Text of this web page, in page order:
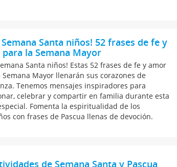
Semana Santa niños! 52 frases de fe y
la Semana Mayor
Santa niños! Estas 52 frases de fe y amor
Semana Mayor llenarán sus corazones de
Tenemos mensajes inspiradores para
celebrar y compartir en familia durante esta
Fomenta la espiritualidad de los
con frases de Pascua llenas de devoción.
de Semana Santa y Pascua